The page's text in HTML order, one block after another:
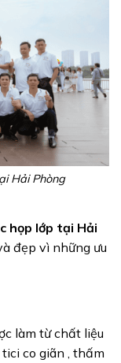
Hải Phòng
họp lớp tại Hải
đẹp vì những ưu
làm từ chất liệu
co giãn , thấm